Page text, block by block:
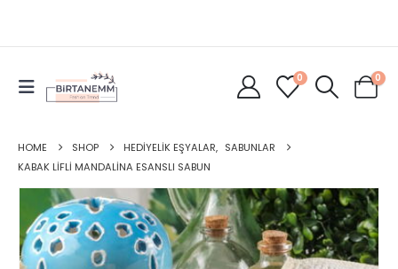
0 0
HOME SHOP HEDIYELIK EŞYALAR, SABUNLAR
KABAK LIFLI MANDALINA ESANSLI SABUN